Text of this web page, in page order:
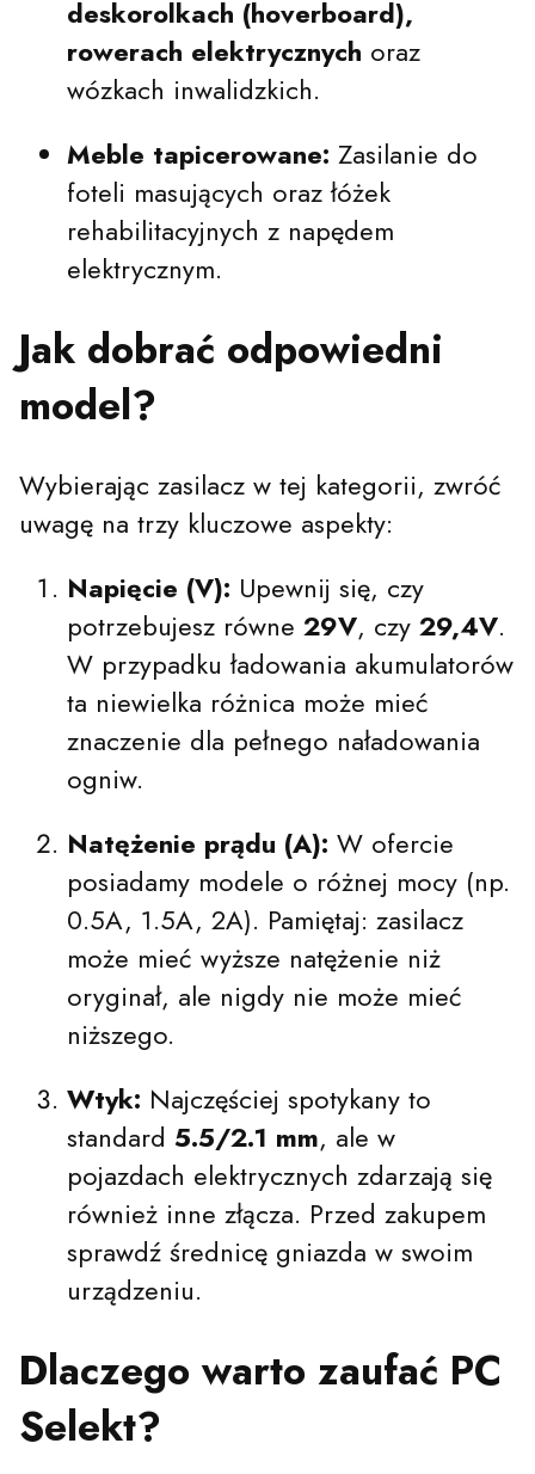
deskorolkach (hoverboard),
rowerach elektrycznych oraz
wózkach inwalidzkich.
Meble tapicerowane: Zasilanie do
foteli masujących oraz łóżek
rehabilitacyjnych z napędem
elektrycznym.
Jak dobrać odpowiedni
model?
Wybierając zasilacz w tej kategorii, zwróć
uwagę na trzy kluczowe aspekty:
Napięcie (V): Upewnij się, czy
potrzebujesz równe 29V, czy 29,4V.
W przypadku ładowania akumulatorów
ta niewielka różnica może mieć
znaczenie dla pełnego naładowania
ogniw.
Natężenie prądu (A): W ofercie
posiadamy modele o różnej mocy (np.
0.5A, 1.5A, 2A). Pamiętaj: zasilacz
może mieć wyższe natężenie niż
oryginał, ale nigdy nie może mieć
niższego.
Wtyk: Najczęściej spotykany to
standard 5.5/2.1 mm, ale w
pojazdach elektrycznych zdarzają się
również inne złącza. Przed zakupem
sprawdź średnicę gniazda w swoim
urządzeniu.
Dlaczego warto zaufać PC
Selekt?